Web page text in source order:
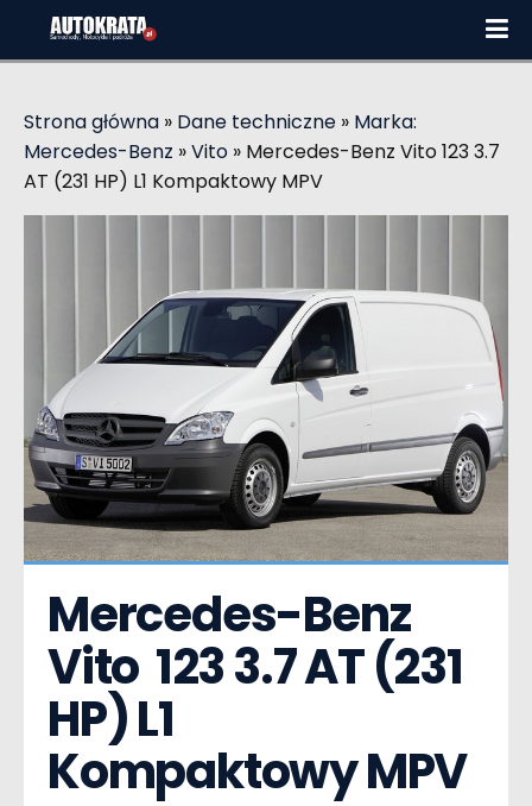
Strona główna » Dane techniczne » Marka:
Mercedes-Benz »Vito » Mercedes-Benz Vito 123 3.7
AT (231 HP) L1 Kompaktowy MPV
Mercedes-Benz
Vito  123 3.7 AT (231
HP) L1
Kompaktowy MPV